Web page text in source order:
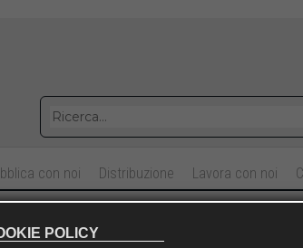
con noi Distribuzione Lavora con noi
il patrimonio culturale
POLICY